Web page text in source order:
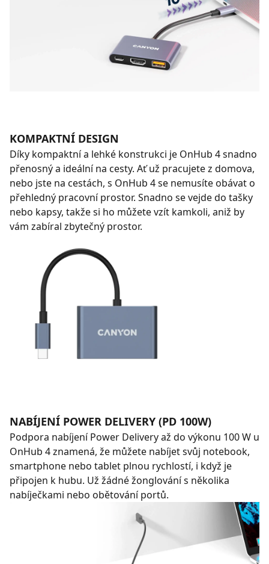
KOMPAKTNÍ DESIGN
Díky kompaktní a lehké konstrukci je OnHub 4 snadno
přenosný a ideální na cesty. Ať už pracujete z domova,
nebo jste na cestách, s OnHub 4 se nemusíte obávat o
přehledný pracovní prostor. Snadno se vejde do tašky
nebo kapsy, takže si ho můžete vzít kamkoli, aniž by
vám zabíral zbytečný prostor.
NABÍJENÍ POWER DELIVERY (PD 100W)
Podpora nabíjení Power Delivery až do výkonu 100 W u
OnHub 4 znamená, že můžete nabíjet svůj notebook,
smartphone nebo tablet plnou rychlostí, i když je
připojen k hubu. Už žádné žonglování s několika
nabíječkami nebo obětování portů.